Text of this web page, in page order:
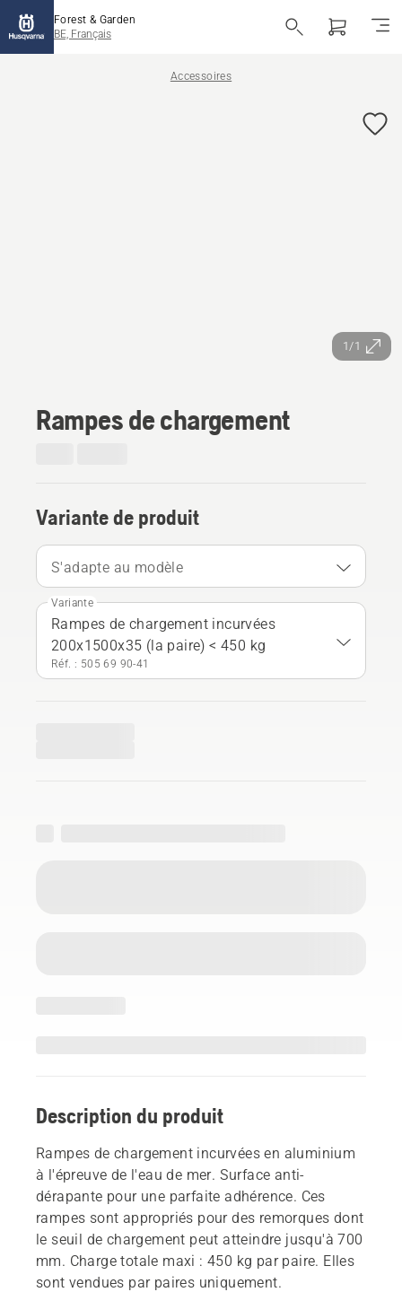
Forest & Garden
BE, Français
Accessoires
1/1
Rampes de chargement
Variante de produit
S'adapte au modèle
Variante
Rampes de chargement incurvées
200x1500x35 (la paire) < 450 kg
Réf. : 505 69 90‑41
Description du produit
Rampes de chargement incurvées en aluminium
à l'épreuve de l'eau de mer. Surface anti-
dérapante pour une parfaite adhérence. Ces
rampes sont appropriés pour des remorques dont
le seuil de chargement peut atteindre jusqu'à 700
mm. Charge totale maxi : 450 kg par paire. Elles
sont vendues par paires uniquement.